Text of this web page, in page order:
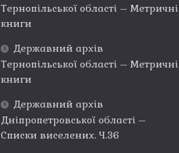
Тернопільської області – Метричні
книги
Державний архів
Тернопільської області – Метричні
книги
Державний архів
Дніпропетровської області –
Списки виселених. Ч.36